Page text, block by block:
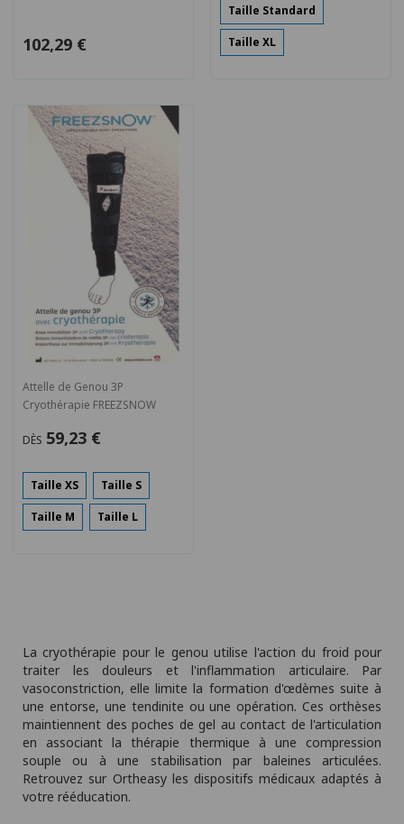
102,29 €
Taille Standard
Taille XL
Attelle de Genou 3P
Cryothérapie FREEZSNOW
DÈS 59,23 €
Taille XS Taille S
Taille M Taille L
La cryothérapie pour le genou utilise l'action du froid pour
traiter les douleurs et l'inflammation articulaire. Par
vasoconstriction, elle limite la formation d'œdèmes suite à
une entorse, une tendinite ou une opération. Ces orthèses
maintiennent des poches de gel au contact de l'articulation
en associant la thérapie thermique à une compression
souple ou à une stabilisation par baleines articulées.
Retrouvez sur Ortheasy les dispositifs médicaux adaptés à
votre rééducation.